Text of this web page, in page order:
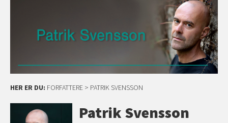
HER ER DU: FORFATTERE > PATRIK SVENSSON
Patrik Svensson